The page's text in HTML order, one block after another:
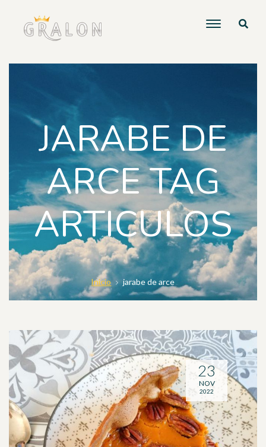
JARABE DE
ARCE TAG
ARTICULOS
Inicio jarabe de arce
23
NOV
2022